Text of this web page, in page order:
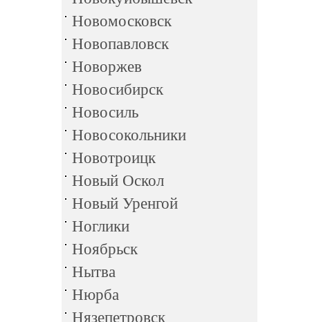
Новомосковск
Новопавловск
Новоржев
Новосибирск
Новосиль
Новосокольники
Новотроицк
Новый Оскол
Новый Уренгой
Ноглики
Ноябрьск
Нытва
Нюрба
Нязепетровск